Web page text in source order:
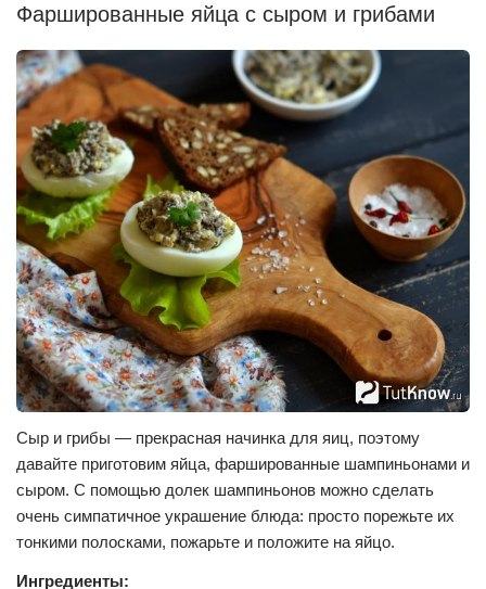
Фаршированные яйца с сыром и грибами
Сыр и грибы — прекрасная начинка для яиц, поэтому
давайте приготовим яйца, фаршированные шампиньонами и
сыром. С помощью долек шампиньонов можно сделать
очень симпатичное украшение блюда: просто порежьте их
тонкими полосками, пожарьте и положите на яйцо.
Ингредиенты: